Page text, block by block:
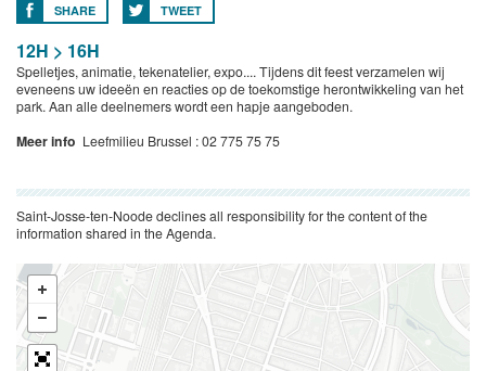
SHARE TWEET
12H > 16H
Spelletjes, animatie, tekenatelier, expo.... Tijdens dit feest verzamelen wij
eveneens uw ideeën en reacties op de toekomstige herontwikkeling van het
park. Aan alle deelnemers wordt een hapje aangeboden.
Meer info Leefmilieu Brussel : 02 775 75 75
Saint-Josse-ten-Noode declines all responsibility for the content of the
information shared in the Agenda.